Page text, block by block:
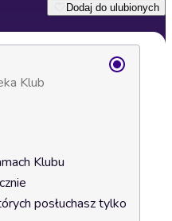
Dodaj do ulubionych
Klub
Klubu
posłuchasz tylko